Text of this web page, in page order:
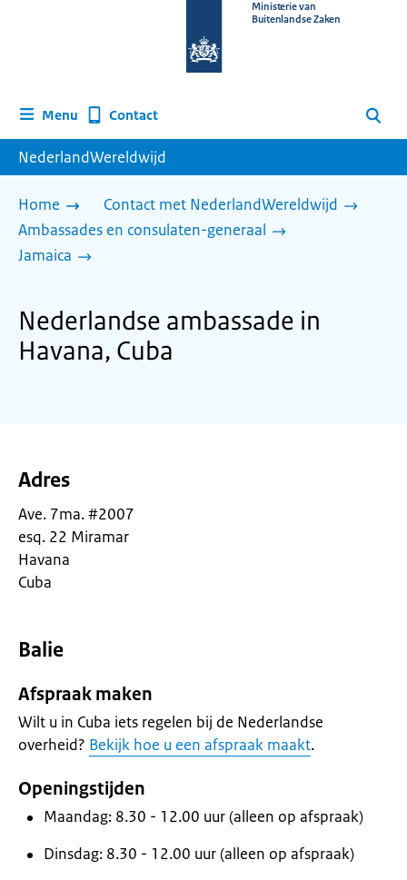
homepage
Ministerie van
Buitenlandse Zaken
Menu Contact Zoeken
NederlandWereldwijd
Home
Contact met NederlandWereldwijd
Ambassades en consulaten-generaal
Jamaica
Nederlandse ambassade in
Havana, Cuba
Adres
Ave. 7ma. #2007
esq. 22 Miramar
Havana
Cuba
Balie
Afspraak maken
Wilt u in Cuba iets regelen bij de Nederlandse
overheid? Bekijk hoe u een afspraak maakt.
Openingstijden
Maandag: 8.30 - 12.00 uur (alleen op afspraak)
Dinsdag: 8.30 - 12.00 uur (alleen op afspraak)